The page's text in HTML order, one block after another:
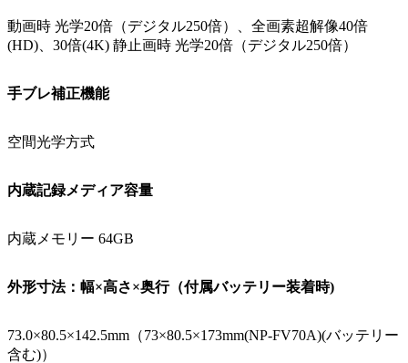
動画時 光学20倍（デジタル250倍）、全画素超解像40倍
(HD)、30倍(4K) 静止画時 光学20倍（デジタル250倍）
手ブレ補正機能
空間光学方式
内蔵記録メディア容量
内蔵メモリー 64GB
外形寸法：幅×高さ×奥行（付属バッテリー装着時)
73.0×80.5×142.5mm（73×80.5×173mm(NP-FV70A)(バッテリー
含む)）